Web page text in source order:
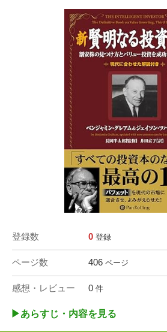
登録数 0 登録
ページ数 406 ページ
感想・レビュー 0 件
▶︎あらすじ・内容を見る